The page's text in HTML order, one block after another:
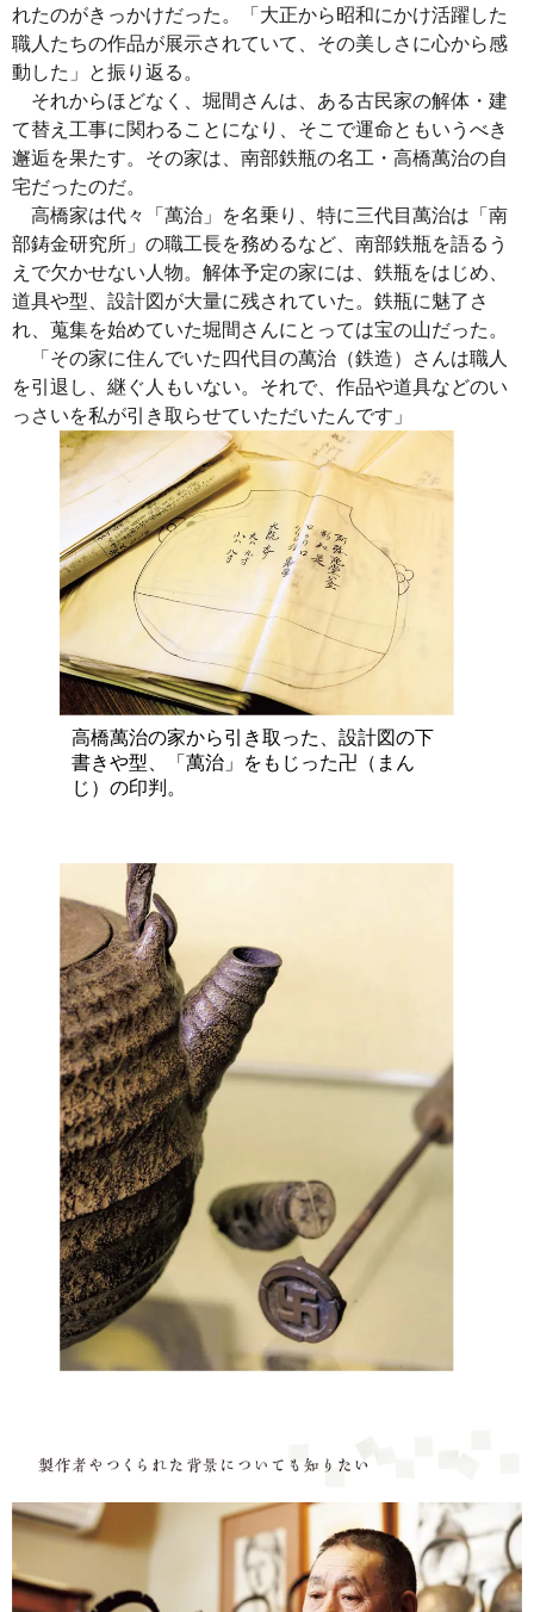
れたのがきっかけだった。「大正から昭和にかけ活躍した
職人たちの作品が展示されていて、その美しさに心から感
動した」と振り返る。
それからほどなく、堀間さんは、ある古民家の解体・建
て替え工事に関わることになり、そこで運命ともいうべき
邂逅を果たす。その家は、南部鉄瓶の名工・高橋萬治の自
宅だったのだ。
高橋家は代々「萬治」を名乗り、特に三代目萬治は「南
部鋳金研究所」の職工長を務めるなど、南部鉄瓶を語るう
えで欠かせない人物。解体予定の家には、鉄瓶をはじめ、
道具や型、設計図が大量に残されていた。鉄瓶に魅了さ
れ、蒐集を始めていた堀間さんにとっては宝の山だった。
「その家に住んでいた四代目の萬治（鉄造）さんは職人
を引退し、継ぐ人もいない。それで、作品や道具などのい
っさいを私が引き取らせていただいたんです」
高橋萬治の家から引き取った、設計図の下
書きや型、「萬治」をもじった卍（まん
じ）の印判。